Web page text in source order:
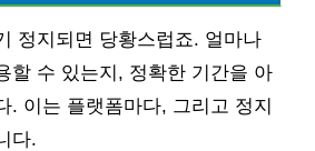
정지되면 당황스럽죠. 얼마나
할 수 있는지, 정확한 기간을 아
. 이는 플랫폼마다, 그리고 정지
다.